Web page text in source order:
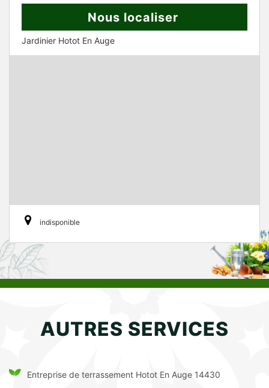
Nous localiser
Jardinier Hotot En Auge
indisponible
AUTRES SERVICES
Entreprise de terrassement Hotot En Auge 14430